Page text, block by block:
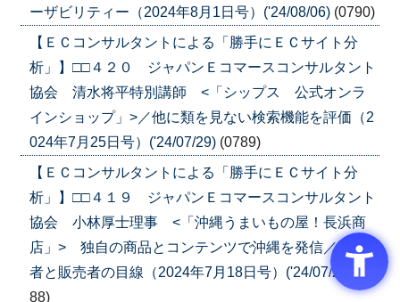
ーザビリティー（2024年8月1日号）('24/08/06) (0790)
【ＥＣコンサルタントによる「勝手にＥＣサイト分
析」】□□４２０ ジャパンＥコマースコンサルタント
協会 清水将平特別講師 <「シップス 公式オンラ
インショップ」>／他に類を見ない検索機能を評価（2
024年7月25日号）('24/07/29) (0789)
【ＥＣコンサルタントによる「勝手にＥＣサイト分
析」】□□４１９ ジャパンＥコマースコンサルタント
協会 小林厚士理事 <「沖縄うまいもの屋！長浜商
店」> 独自の商品とコンテンツで沖縄を発信／生産
者と販売者の目線（2024年7月18日号）('24/07/23)
(07
88)